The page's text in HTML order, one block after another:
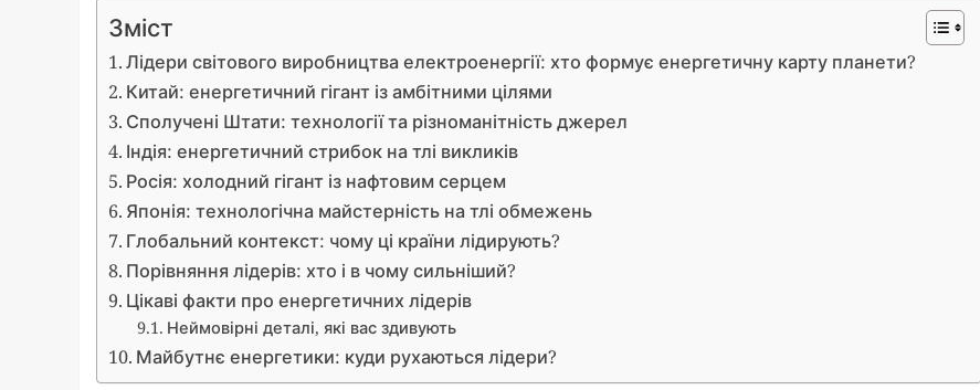
Зміст
Лідери світового виробництва електроенергії: хто формує енергетичну карту планети?
Китай: енергетичний гігант із амбітними цілями
Сполучені Штати: технології та різноманітність джерел
Індія: енергетичний стрибок на тлі викликів
Росія: холодний гігант із нафтовим серцем
Японія: технологічна майстерність на тлі обмежень
Глобальний контекст: чому ці країни лідирують?
Порівняння лідерів: хто і в чому сильніший?
Цікаві факти про енергетичних лідерів
Неймовірні деталі, які вас здивують
Майбутнє енергетики: куди рухаються лідери?